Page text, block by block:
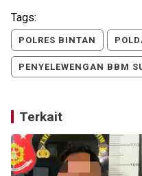
Tags:
POLRES BINTAN
PENYELEWENGAN BBM
Terkait